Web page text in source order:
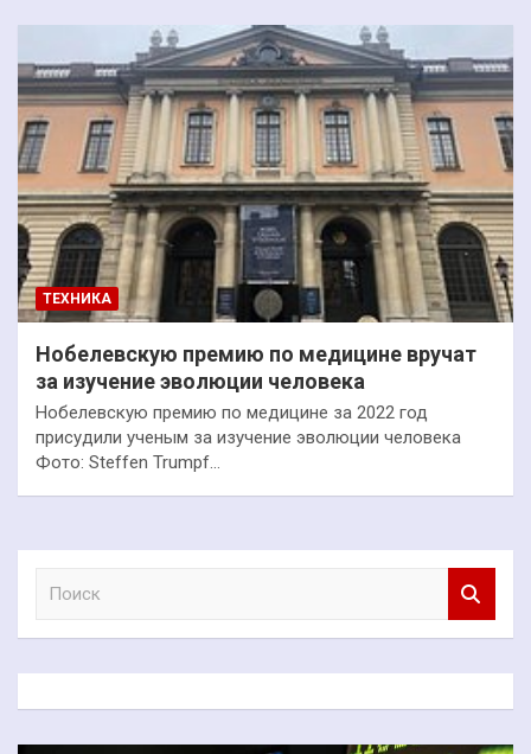
ТЕХНИКА
Нобелевскую премию по медицине вручат
за изучение эволюции человека
Нобелевскую премию по медицине за 2022 год
присудили ученым за изучение эволюции человека
Фото: Steffen Trumpf…
к